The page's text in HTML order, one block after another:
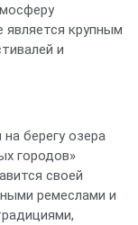
является крупным
и
берегу озера
городов»
своей
ремеслами и